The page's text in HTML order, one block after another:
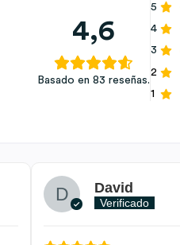
4,6
Basado en 83 reseñas.
5
4
3
2
1
David
Verificado